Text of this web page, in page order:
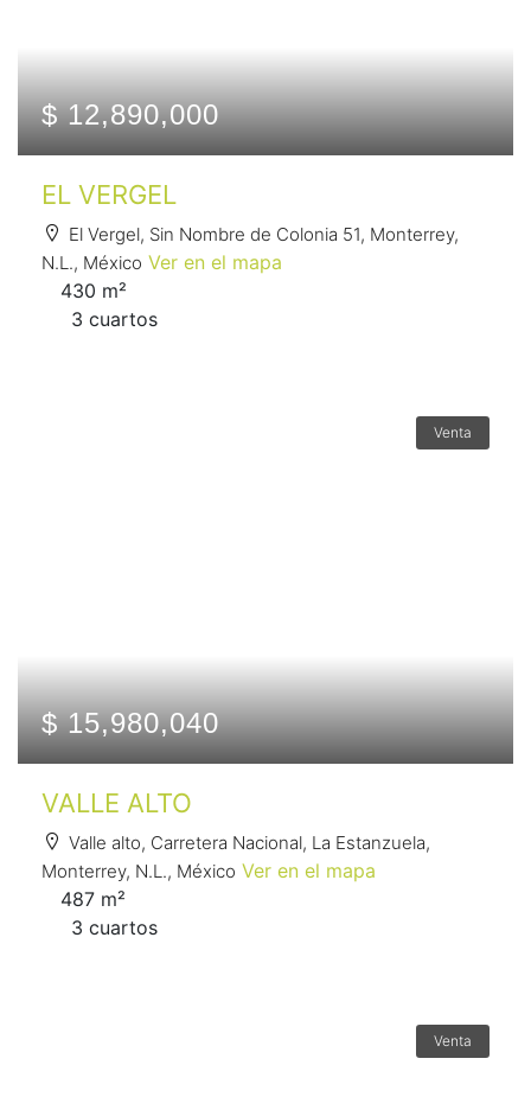
$ 12,890,000
EL VERGEL
El Vergel, Sin Nombre de Colonia 51, Monterrey,
N.L., México Ver en el mapa
430 m²
3 сuartos
Venta
$ 15,980,040
VALLE ALTO
Valle alto, Carretera Nacional, La Estanzuela,
Monterrey, N.L., México Ver en el mapa
487 m²
3 сuartos
Venta